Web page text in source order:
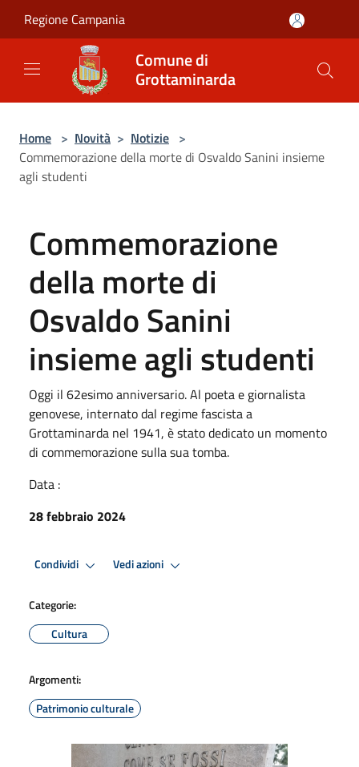
Regione Campania
Comune di
Grottaminarda
Home > Novità > Notizie >
Commemorazione della morte di Osvaldo Sanini insieme
agli studenti
Commemorazione
della morte di
Osvaldo Sanini
insieme agli studenti
Oggi il 62esimo anniversario. Al poeta e giornalista
genovese, internato dal regime fascista a
Grottaminarda nel 1941, è stato dedicato un momento
di commemorazione sulla sua tomba.
Data :
28 febbraio 2024
Condividi Vedi azioni
Categorie:
Cultura
Argomenti:
Patrimonio culturale